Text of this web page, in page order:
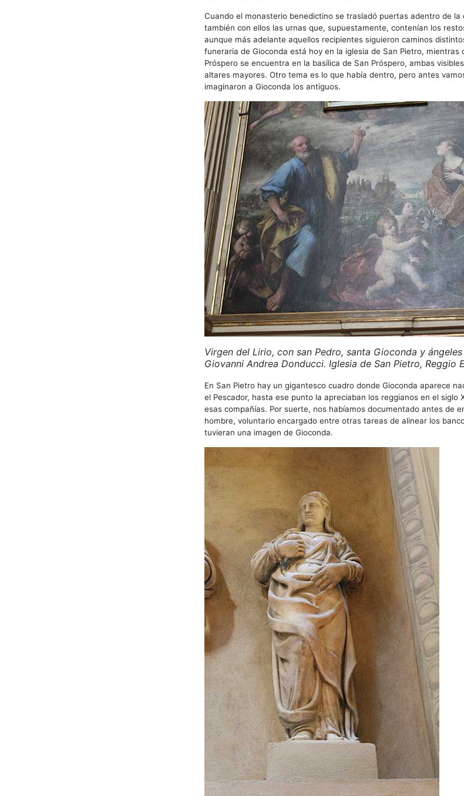
Cuando el monasterio benedictino se trasladó puertas adentro de la
también con ellos las urnas que, supuestamente, contenían los
aunque más adelante aquellos recipientes siguieron caminos
funeraria de Gioconda está hoy en la iglesia de San Pietro, mientras
Próspero se encuentra en la basílica de San Próspero, ambas
altares mayores. Otro tema es lo que había dentro, pero antes
imaginaron a Gioconda los antiguos.
Virgen del Lirio, con san Pedro, santa Gioconda y
Giovanni Andrea Donducci. Iglesia de San Pietro, Reggio
En San Pietro hay un gigantesco cuadro donde Gioconda aparece
el Pescador, hasta ese punto la apreciaban los reggianos en el siglo
esas compañías. Por suerte, nos habíamos documentado antes de
hombre, voluntario encargado entre otras tareas de alinear los
tuvieran una imagen de Gioconda.